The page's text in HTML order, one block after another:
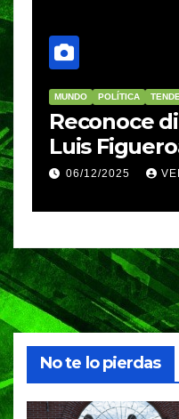
MUNDO POLÍTICA
Reconoce
Luis
ciudadanos
06/12/2025
No te lo pierdas